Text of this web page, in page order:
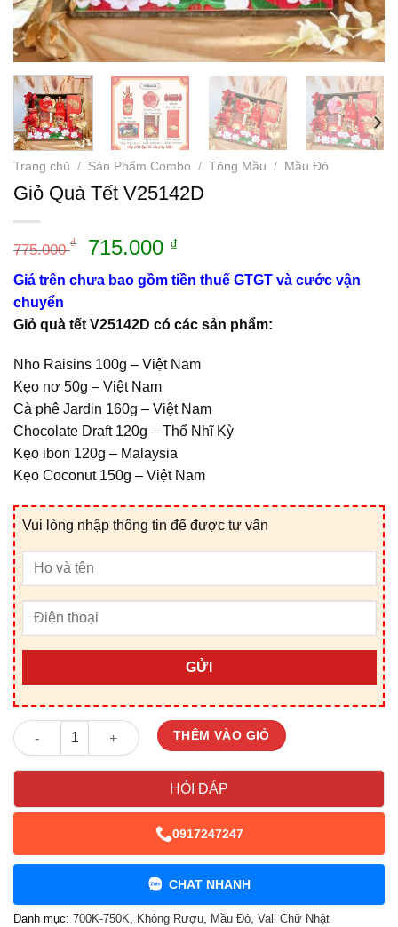
Trang chủ / Sản Phẩm Combo / Tông Mầu / Mầu Đỏ
Giỏ Quà Tết V25142D
775.000₫
Giá
là:
715.000 ₫
hiện
tại
715.000 ₫.
Giá trên chưa bao gồm tiền thuế GTGT và cước vận
chuyển
Giỏ quà tết V25142D có các sản phẩm:
Nho Raisins 100g – Việt Nam
Kẹo nơ 50g – Việt Nam
Cà phê Jardin 160g – Việt Nam
Chocolate Draft 120g – Thổ Nhĩ Kỳ
Kẹo ibon 120g – Malaysia
Kẹo Coconut 150g – Việt Nam
Vui lòng nhập thông tin để được tư vấn
GỬI
Giỏ Quà Tết V25142D số lượngTHÊM VÀO GIỎ
HỎI ĐÁP
0917247247
CHAT NHANH
Danh mục: 700K-750K, Không Rượu, Mầu Đỏ, Vali Chữ Nhật